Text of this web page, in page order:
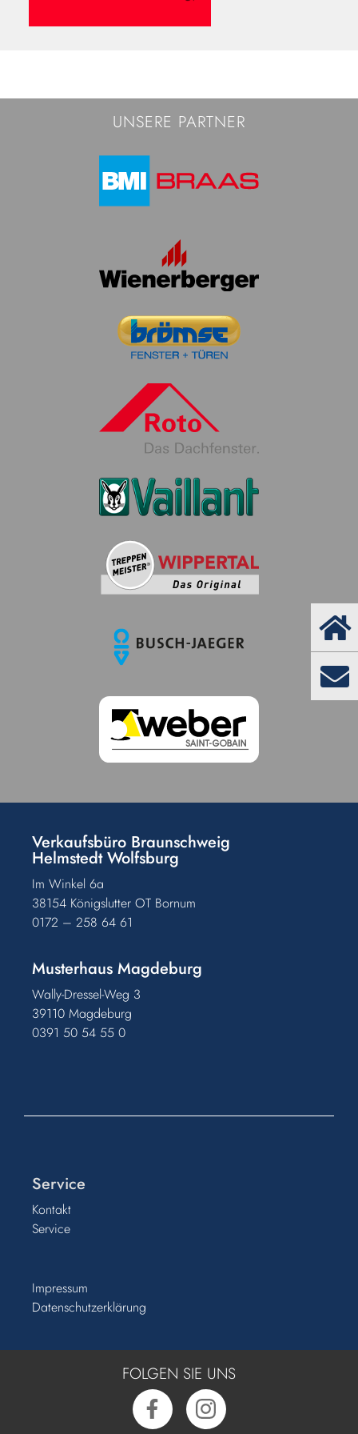
UNSERE PARTNER
Verkaufsbüro Braunschweig
Helmstedt Wolfsburg
Im Winkel 6a
38154 Königslutter OT Bornum
0172 – 258 64 61
Musterhaus Magdeburg
Wally-Dressel-Weg 3
39110 Magdeburg
0391 50 54 55 0
Service
Kontakt
Service
Impressum
Datenschutzerklärung
FOLGEN SIE UNS